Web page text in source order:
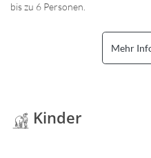
bis zu 6 Personen.
Mehr
Kinder